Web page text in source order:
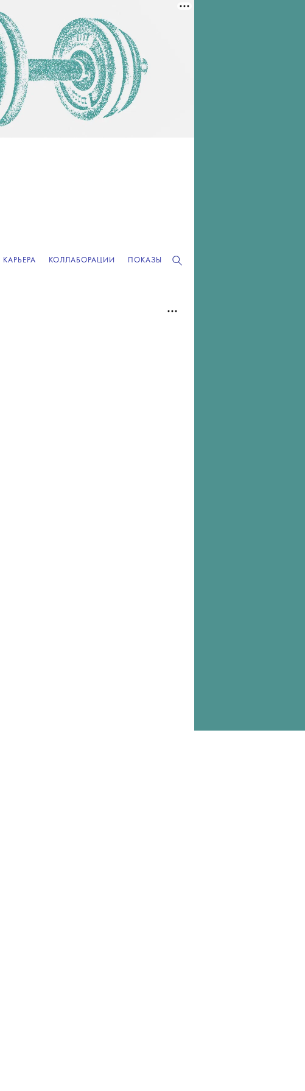
КАРЬЕРА КОЛЛАБОРАЦИИ ПОКАЗЫ